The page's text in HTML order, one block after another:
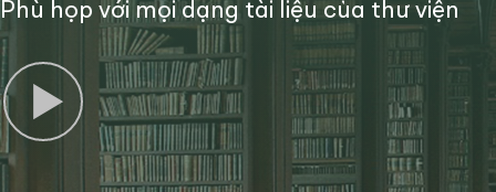
Phù họp với mọi dạng tài liệu của thư viện